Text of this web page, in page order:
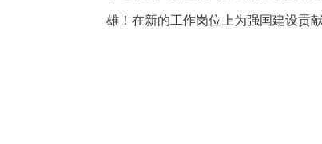
雄！在新的工作岗位上为强国建设贡